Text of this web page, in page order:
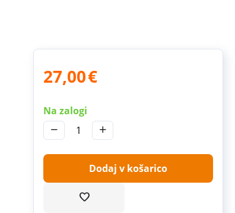
27,00€
Na zalogi
+
−
Dodaj v košarico